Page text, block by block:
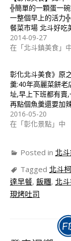
╬簡單的一顆蛋一
一整個早上的活力
餐菜市場 北斗好吃
2014-09-27
在「北斗鎮美食」
彰化北斗美食》原
羹:40年高麗菜餅老
址,早上下班都有賣
再點個魚羹還要加
2016-05-20
在「彰化景點」中
Posted in 北
Tagged 北斗
達早餐, 飯糰, 北
現烤吐司